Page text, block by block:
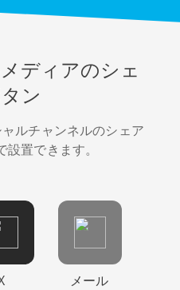
ディアのシェ
ン
ルチャンネルのシェア
置できます。
メール